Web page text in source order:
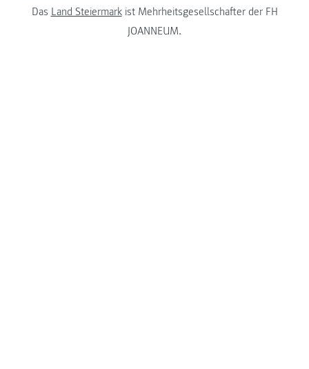
Das Land Steiermarkist Mehrheitsgesellschafter der FH
JOANNEUM.